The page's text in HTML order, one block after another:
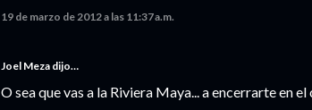
19 de marzo de 2012 a las 11:37 a.m.
Joel Meza dijo…
O sea que vas a la Riviera Maya... a encerrarte en